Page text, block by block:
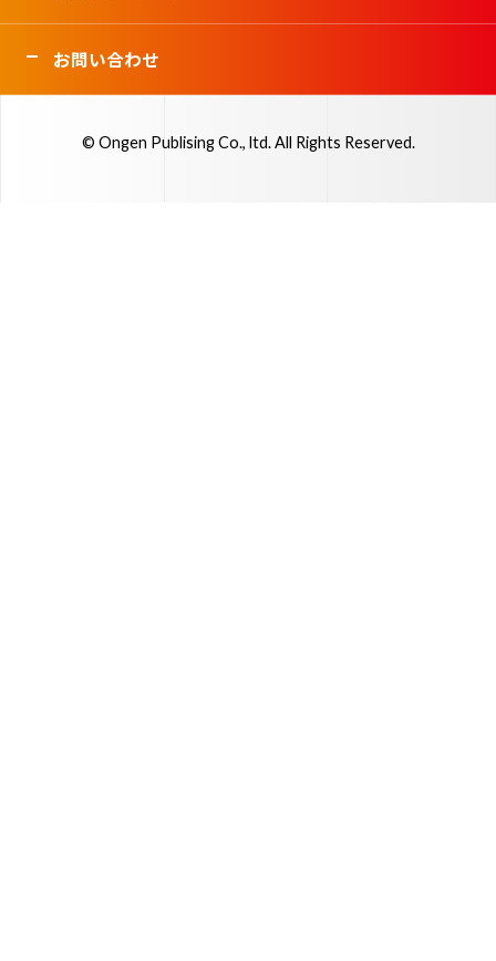
お問い合わせ
© Ongen Publising Co., ltd. All Rights Reserved.